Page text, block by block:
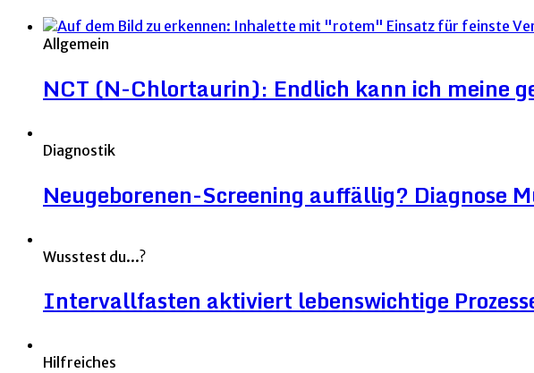
Allgemein
NCT (N-Chlortaurin): Endlich kann ich meine
Diagnostik
Neugeborenen-Screening auffällig? Diagnose
Wusstest du...?
Intervallfasten aktiviert lebenswichtige
Hilfreiches